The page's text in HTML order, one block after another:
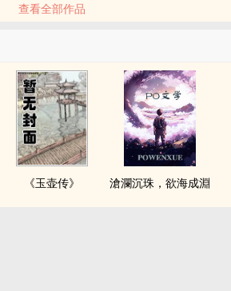
查看全部作品
《玉壶传》 滄瀾沉珠，欲海成淵